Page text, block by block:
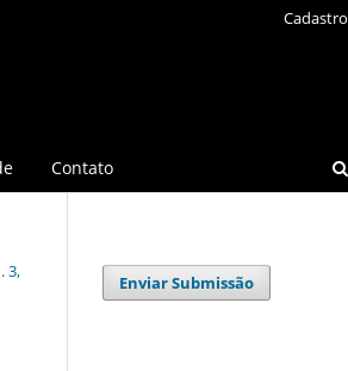
Contato
Cadastro
3,
Enviar Submissão